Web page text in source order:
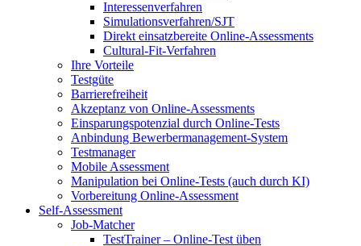
Interessenverfahren
Simulationsverfahren/SJT
Direkt einsatzbereite Online-Assessments
Cultural-Fit-Verfahren
Ihre Vorteile
Testgüte
Barrierefreiheit
Akzeptanz von Online-Assessments
Einsparungspotenzial durch Online-Tests
Anbindung Bewerbermanagement-System
Testmanager
Mobile Assessment
Manipulation bei Online-Tests (auch durch KI)
Vorbereitung Online-Assessment
Self-Assessment
Job-Matcher
TestTrainer – Online-Test üben